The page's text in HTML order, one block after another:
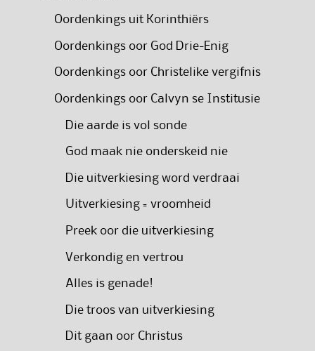
Oordenkings uit Korinthiërs
Oordenkings oor God Drie-Enig
Oordenkings oor Christelike vergifnis
Oordenkings oor Calvyn se Institusie
Die aarde is vol sonde
God maak nie onderskeid nie
Die uitverkiesing word verdraai
Uitverkiesing = vroomheid
Preek oor die uitverkiesing
Verkondig en vertrou
Alles is genade!
Die troos van uitverkiesing
Dit gaan oor Christus